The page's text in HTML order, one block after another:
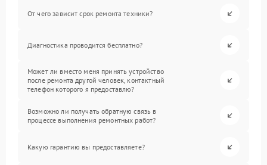
От чего зависит срок ремонта техники?
Диагностика проводится бесплатно?
Может ли вместо меня принять устройство
после ремонта другой человек, контактный
телефон которого я предоставлю?
Возможно ли получать обратную связь в
процессе выполнения ремонтных работ?
Какую гарантию вы предоставляете?